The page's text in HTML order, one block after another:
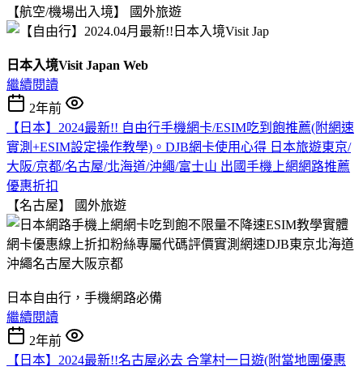
【航空/機場出入境】
國外旅遊
日本入境Visit Japan Web
繼續閱讀
2年前
【日本】2024最新!! 自由行手機網卡/ESIM吃到飽推薦(附網速
實測+ESIM設定操作教學)。DJB網卡使用心得 日本旅遊東京/
大阪/京都/名古屋/北海道/沖繩/富士山 出國手機上網網路推薦
優惠折扣
【名古屋】
國外旅遊
日本自由行，手機網路必備
繼續閱讀
2年前
【日本】2024最新!!名古屋必去 合掌村一日遊(附當地團優惠